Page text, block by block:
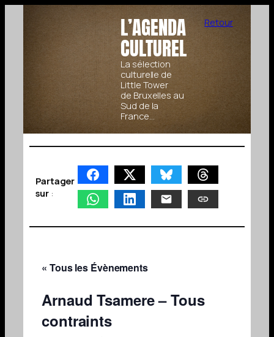
L’AGENDA
CULTUREL
La sélection
culturelle de
Little Tower
de Bruxelles au
Sud de la
France…
Retour
Partager
sur:
« Tous les Évènements
Arnaud Tsamere – Tous
contraints